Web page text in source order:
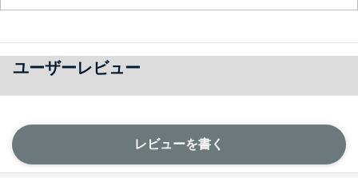
ユーザーレビュー
レビューを書く